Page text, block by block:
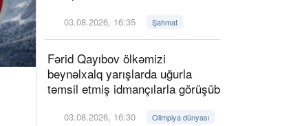
03.08.2026, 16:35 Şahmat
Fərid Qayıbov ölkəmizi
beynəlxalq yarışlarda uğurla
təmsil etmiş idmançılarla görüşüb
03.08.2026, 16:30 Olimpiya dünyası